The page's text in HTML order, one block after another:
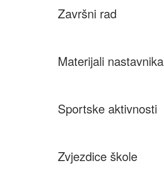
Završni rad
Materijali nastavnika
Sportske aktivnosti
Zvjezdice škole